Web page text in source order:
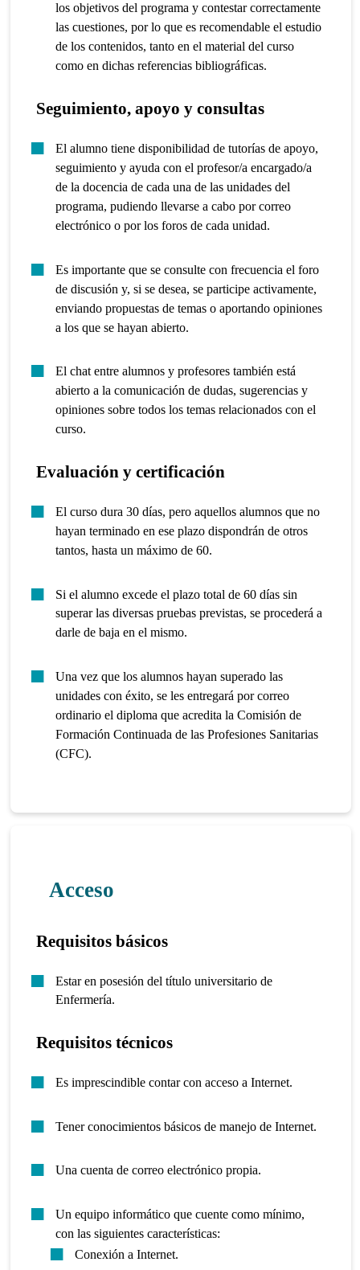
los objetivos del programa y contestar correctamente
las cuestiones, por lo que es recomendable el estudio
de los contenidos, tanto en el material del curso
como en dichas referencias bibliográficas.
Seguimiento, apoyo y consultas
El alumno tiene disponibilidad de tutorías de apoyo,
seguimiento y ayuda con el profesor/a encargado/a
de la docencia de cada una de las unidades del
programa, pudiendo llevarse a cabo por correo
electrónico o por los foros de cada unidad.
Es importante que se consulte con frecuencia el foro
de discusión y, si se desea, se participe activamente,
enviando propuestas de temas o aportando opiniones
a los que se hayan abierto.
El chat entre alumnos y profesores también está
abierto a la comunicación de dudas, sugerencias y
opiniones sobre todos los temas relacionados con el
curso.
Evaluación y certificación
El curso dura 30 días, pero aquellos alumnos que no
hayan terminado en ese plazo dispondrán de otros
tantos, hasta un máximo de 60.
Si el alumno excede el plazo total de 60 días sin
superar las diversas pruebas previstas, se procederá a
darle de baja en el mismo.
Una vez que los alumnos hayan superado las
unidades con éxito, se les entregará por correo
ordinario el diploma que acredita la Comisión de
Formación Continuada de las Profesiones Sanitarias
(CFC).
Acceso
Requisitos básicos
Estar en posesión del título universitario de
Enfermería.
Requisitos técnicos
Es imprescindible contar con acceso a Internet.
Tener conocimientos básicos de manejo de Internet.
Una cuenta de correo electrónico propia.
Un equipo informático que cuente como mínimo,
con las siguientes características:
Conexión a Internet.